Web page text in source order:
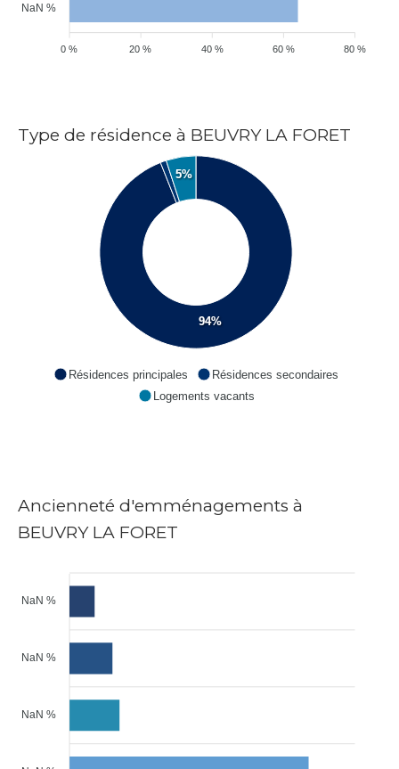
NaN %
80 %
60 %
40 %
20 %
0 %
Type de résidence à BEUVRY LA FORET
94%
5%
Résidences principales
Résidences secondaires
Logements vacants
Ancienneté d'emménagements à
BEUVRY LA FORET
NaN %
NaN %
NaN %